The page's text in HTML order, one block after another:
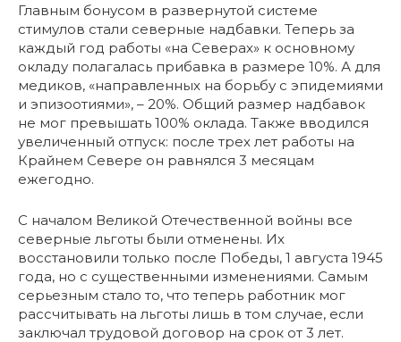
Главным бонусом в развернутой системе
стимулов стали северные надбавки. Теперь за
каждый год работы «на Северах» к основному
окладу полагалась прибавка в размере 10%. А для
медиков, «направленных на борьбу с эпидемиями
и эпизоотиями», – 20%. Общий размер надбавок
не мог превышать 100% оклада. Также вводился
увеличенный отпуск: после трех лет работы на
Крайнем Севере он равнялся 3 месяцам
ежегодно.
С началом Великой Отечественной войны все
северные льготы были отменены. Их
восстановили только после Победы, 1 августа 1945
года, но с существенными изменениями. Самым
серьезным стало то, что теперь работник мог
рассчитывать на льготы лишь в том случае, если
заключал трудовой договор на срок от 3 лет.